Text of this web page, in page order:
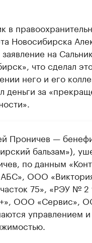
в
Новосибирска
заявление на
что сделал
него и его
деньги за
Проничев —
бальзам»),
по данным
ООО
75», «РЭУ №
ООО «Сервис»,
управлением